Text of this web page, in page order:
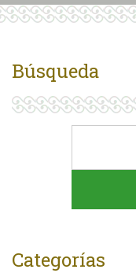
Búsqueda
Categorías